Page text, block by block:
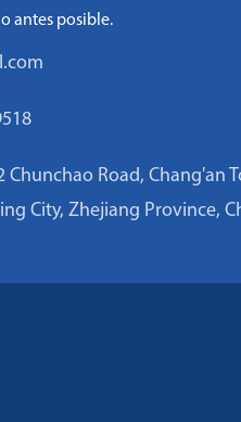
antes posible.
Chunchao Road, Chang'an
City, Zhejiang Province,